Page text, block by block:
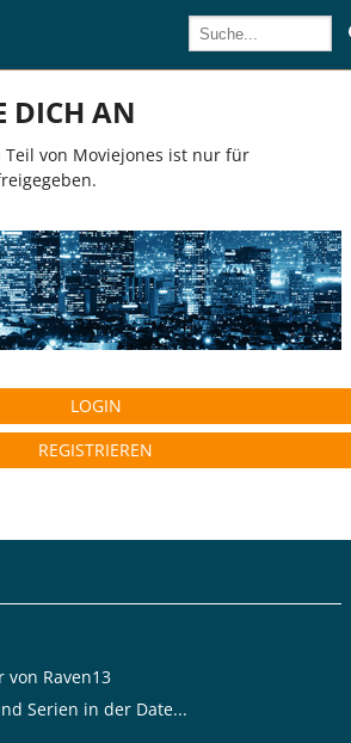
DICH AN
von Moviejones ist nur für
LOGIN
REGISTRIEREN
Raven13
Serien in der Date...